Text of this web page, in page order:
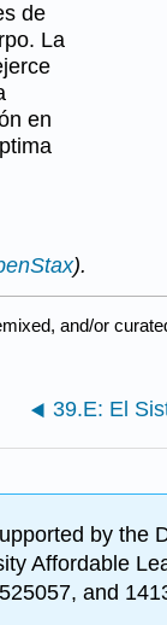
de
La
en
).
and/or
39.E: El
by the
Affordable
and